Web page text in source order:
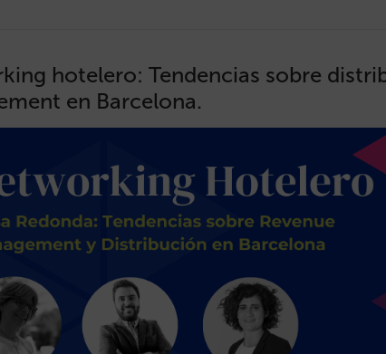
hotelero: Tendencias sobre
en Barcelona.